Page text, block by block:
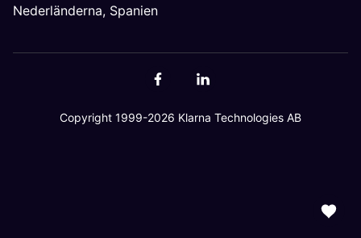
Nederländerna, Spanien
Copyright 1999-2026 Klarna Technologies AB